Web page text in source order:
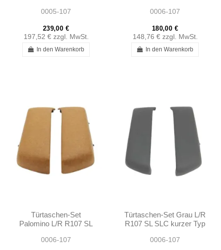
0005-107
239,00 €
197,52 € zzgl. MwSt.
In den Warenkorb
0006-107
180,00 €
148,76 € zzgl. MwSt.
In den Warenkorb
Türtaschen-Set
Palomino L/R R107 SL
1989
0006-107
Türtaschen-Set Grau L/R
R107 SL SLC kurzer Typ
0006-107